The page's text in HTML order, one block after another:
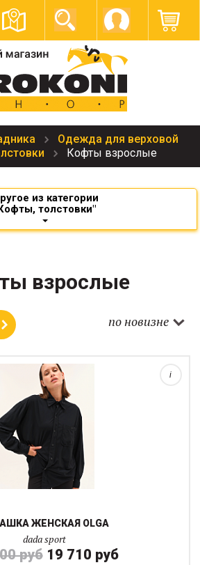
Одежда для верховой
Кофты взрослые
из категории
толстовки"
взрослые
по новизне
струящаяся рубашка Olga идеально
и стиль верховой езды.Мы выбрали эту
вид, естественную драпировку и
ЖЕНСКАЯ OLGA
dada sport
руб 19 710 руб
i